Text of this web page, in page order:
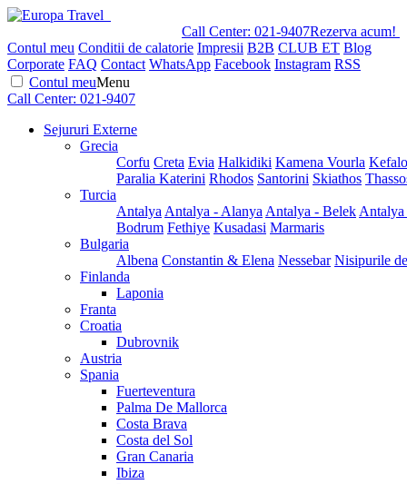
Call Center: 021-9407Rezerva acum!
Contul meu Conditii de calatorie Impresii B2B CLUB ET Blog
Corporate FAQ Contact WhatsApp Facebook Instagram RSS
Contul meuMenu
Call Center: 021-9407
Sejururi Externe
Grecia
Corfu Creta Evia Halkidiki Kamena Vourla
Paralia Katerini Rhodos Santorini Skiathos
Turcia
Antalya Antalya - Alanya Antalya - Belek
Bodrum Fethiye Kusadasi Marmaris
Bulgaria
Albena Constantin & Elena Nessebar Nisipurile
Finlanda
Laponia
Franta
Croatia
Dubrovnik
Austria
Spania
Fuerteventura
Palma De Mallorca
Costa Brava
Costa del Sol
Gran Canaria
Ibiza